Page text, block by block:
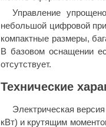
Управление
небольшой цифровой
компактные размеры,
В базовом оснащении
отсутствует.
Технические
Электрическая
кВт) и крутящим